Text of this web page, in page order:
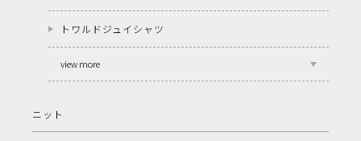
トワルドジュイシャツ
view more
ニット